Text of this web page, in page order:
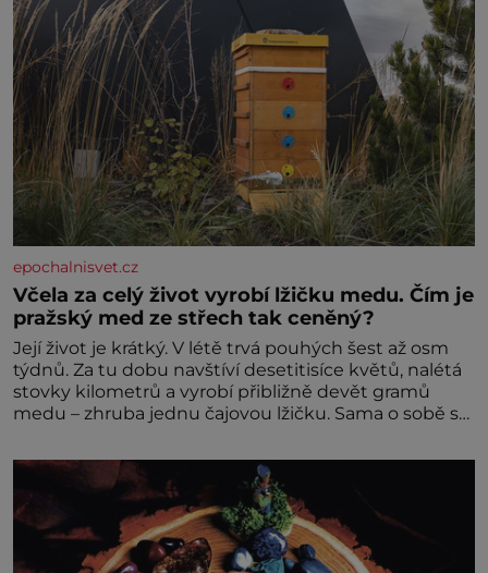
epochalnisvet.cz
Včela za celý život vyrobí lžičku medu. Čím je
pražský med ze střech tak ceněný?
Její život je krátký. V létě trvá pouhých šest až osm
týdnů. Za tu dobu navštíví desetitisíce květů, nalétá
stovky kilometrů a vyrobí přibližně devět gramů
medu – zhruba jednu čajovou lžičku. Sama o sobě se
dalšími desítkami tisíc příslušnic svého včelstva,
vznikne jeden z nejdokonalejších organismů